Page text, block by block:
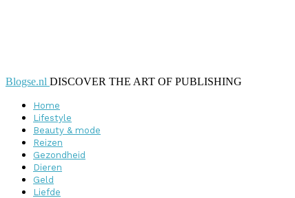
Blogse.nl DISCOVER THE ART OF PUBLISHING
Home
Lifestyle
Beauty & mode
Reizen
Gezondheid
Dieren
Geld
Liefde